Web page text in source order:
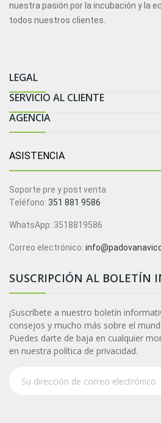
nuestra pasión por la incubación y la
todos nuestros clientes.
LEGAL
SERVICIO AL CLIENTE
AGENCIA
ASISTENCIA
Soporte pre y post venta
Teléfono: 351 881 9586
WhatsApp: 3518819586
Correo electrónico:
SUSCRIPCIÓN AL BOLETÍN
¡Suscríbete a nuestro boletín
consejos y mucho más sobre el
Puedes darte de baja en cualquier
en nuestra política de privacidad.